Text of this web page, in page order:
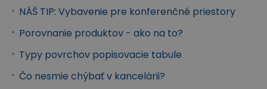
NÁŠ TIP: Vybavenie pre konferenčné priestory
Porovnanie produktov - ako na to?
Typy povrchov popisovacie tabule
Čo nesmie chýbať v kancelárii?